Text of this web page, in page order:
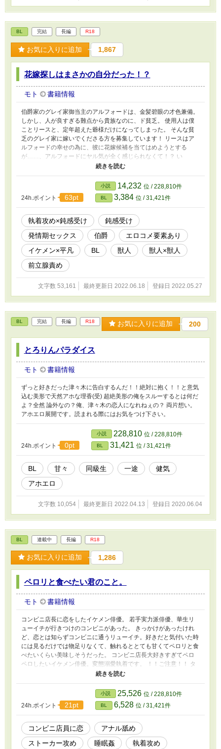
BL 完結 長編 R18
お気に入りに追加 1,867
花嫁探しはまさかの自分だった！？
モト 書籍情報
伯爵家のグレイ家御当主のアルフォードは、金髪碧眼の才色兼備。
しかし、人が良すぎる難点から貴族なのに、ド貧乏。 使用人は僕
ことリースと、定年超えた爺様だけになってしまった。 そんな貧
乏のグレイ家に嫁いでくださる方を募集しています！ リースはア
ルフォードの幸せの為に、彼に花嫁候補を当てはめようとする
が……、アルフォードにヤル気が全く感じられなくて！？ い
え！ そっちにヤル気がなくとも、こっちにはあります！ 絶対に
なことを言っていたらエライ目に合わされちゃうし…… エロばっ
かです。エロ苦手な方はすみません。あんまり深く考えず読んでい
ただければ……。
24h.ポイント 63pt
小説 14,232 位 / 228,810件
BL 3,384 位 / 31,421件
執着攻め×鈍感受け
鈍感受け
発情期セックス
伯爵
エロコメ要素あり
イケメン×平凡
BL 獣人
獣人×獣人
前立腺責め
文字数 53,161 最終更新日 2022.06.18 登録日 2022.05.27
BL 完結 長編 R18 お気に入りに追加 200
とろりんパラダイス
モト 書籍情報
ずっと好きだった津々木に告白するんだ！！絶対に抱く！！と意気
込む美形で天然アホな理香(受) 超絶美形の俺をスルーするとは何だ
よ？全然 論外なの？俺、津々木の恋人になれねぇの？ 両片想い。
アホエロ展開です。読まれる際にはお気をつけ下さい。
24h.ポイント 0pt
小説 228,810 位 / 228,810件
BL 31,421 位 / 31,421件
BL 甘々 同級生 一途
健気
アホエロ
文字数 10,054 最終更新日 2022.04.13 登録日 2020.06.04
BL 連載中 長編 R18
お気に入りに追加 1,286
ペロリと食べたい君のこと。
モト 書籍情報
コンビニ店長に恋をしたイケメン俳優。 若手実力派俳優、華生リ
ューイチが行きつけのコンビニがあった。 きっかけがあったけれ
ど、恋とは知らずコンビニに通うリューイチ。好きだと気付いた時
には見るだけでは物足りなくて、触れるととても甘くてペロリと食
べたいくらい美味しそうだった。 コンビニ店長大好きすぎてペロ
ペロしたいイケメン俳優。変態溺愛執着です。 ！！ご注意！！ タ
グをしっかりお読みの上地雷のない方のみお越しください。 攻め
がド変態、流され受け、ペロペロ、キャンディー、ミルク、美味し
い、アナル舐め、乳首イキ、ぶっかけ、ストーカー、受けが大好き
すぎる、睡眠姦(未合体)、ギャグではない、パンツ------なのに純
愛。
24h.ポイント 21pt
小説 25,526 位 / 228,810件
BL 6,528 位 / 31,421件
コンビニ店員に恋
アナル舐め
ストーカー攻め
睡眠姦 執着攻め